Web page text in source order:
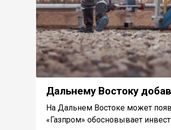
Дальнему Востоку
На Дальнем Востоке может
«Газпром» обосновывает